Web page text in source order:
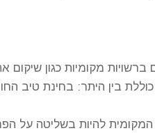
מקומיות כגון
בין היתר: בחינת טיב
להיות בשליטה על